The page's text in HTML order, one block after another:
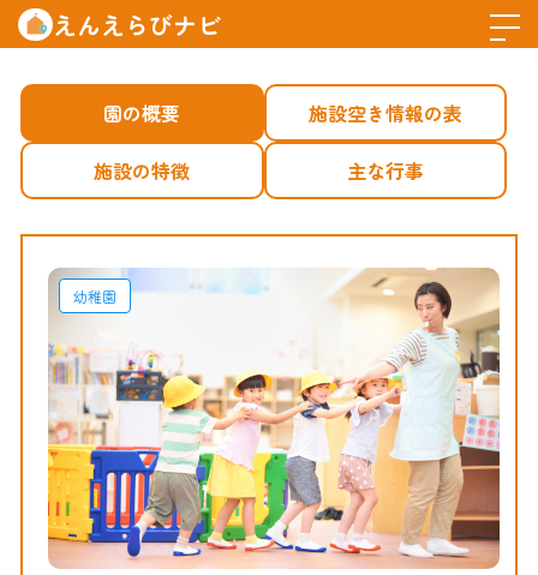
えんえらびナビ
園の概要
施設空き情報の表
施設の特徴
主な行事
幼稚園